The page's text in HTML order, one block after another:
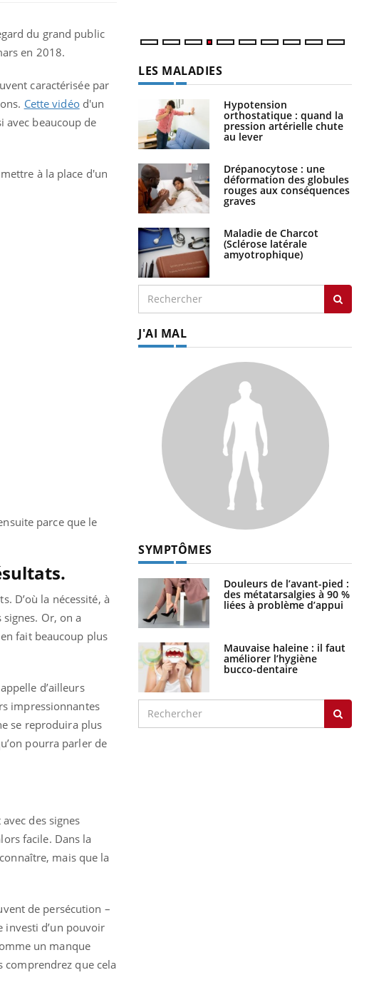
du grand public
en 2018.
caractérisée par
Cette vidéod'un
beaucoup de
à la place d'un
parce que le
D’où la nécessité, à
Or, on a
fait beaucoup plus
d’ailleurs
impressionnantes
se reproduira plus
pourra parler de
des signes
facile. Dans la
mais que la
de persécution –
investi d’un pouvoir
un manque
comprendrez que cela
LES MALADIES
Hypotension
orthostatique : quand la
pression artérielle chute
au lever
Drépanocytose : une
déformation des globules
rouges aux conséquences
graves
Maladie de Charcot
(Sclérose latérale
amyotrophique)
J'AI MAL
SYMPTÔMES
Douleurs de l’avant-pied :
des métatarsalgies à 90 %
liées à problème d’appui
Mauvaise haleine : il faut
améliorer l’hygiène
bucco-dentaire